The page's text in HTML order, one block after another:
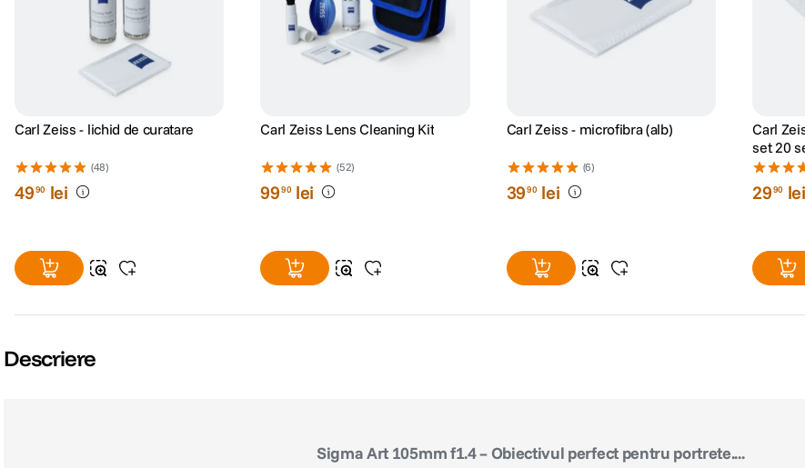
Carl Zeiss - lichid de curatare
(48)
4990 lei
Carl Zeiss Lens Cleaning Kit
(52)
9990 lei
Carl Zeiss - microfibra (alb)
(6)
3990 lei
Carl
set 20
2990 lei
Descriere
Sigma Art 105mm f1.4 – Obiectivul perfect pentru portrete....